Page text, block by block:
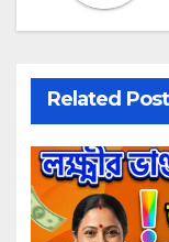
Related Post